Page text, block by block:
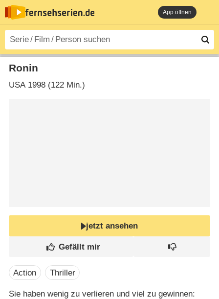
App öffnen
Ronin
USA1998 (122 Min.)
jetzt ansehen
Action Thriller
Sie haben wenig zu verlieren und viel zu gewinnen: